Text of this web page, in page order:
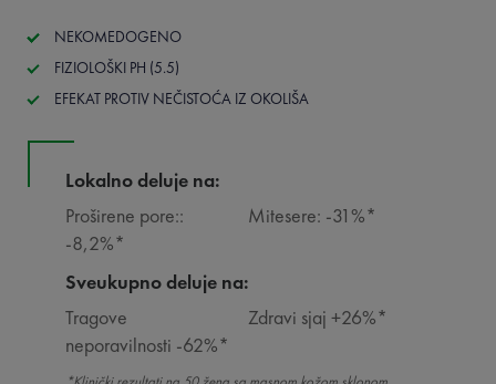
NEKOMEDOGENO
FIZIOLOŠKI PH (5.5)
EFEKAT PROTIV NEČISTOĆA IZ OKOLIŠA
Lokalno deluje na:
Proširene pore::
-8,2%*
Mitesere: -31%*
Sveukupno deluje na:
Tragove
neporavilnosti -62%*
Zdravi sjaj +26%*